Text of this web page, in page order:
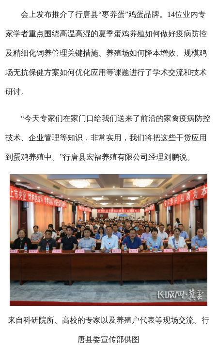
会上发布推介了行唐县“枣养蛋”鸡蛋品牌。14位业内专
家学者重点围绕高温高湿的夏季蛋鸡养殖如何做好疫病防控
及精细化饲养管理关键措施、养殖场如何降本增效、规模鸡
场无抗保健方案如何优化应用等课题进行了学术交流和技术
研讨。
“今天专家们在家门口给我们送来了前沿的家禽疫病防控
技术、企业管理等知识，非常实用，我们将把这些干货应用
到蛋鸡养殖中。”行唐县宏福养殖有限公司经理刘鹏说。
来自科研院所、高校的专家以及养殖户代表等现场交流。行
唐县委宣传部供图